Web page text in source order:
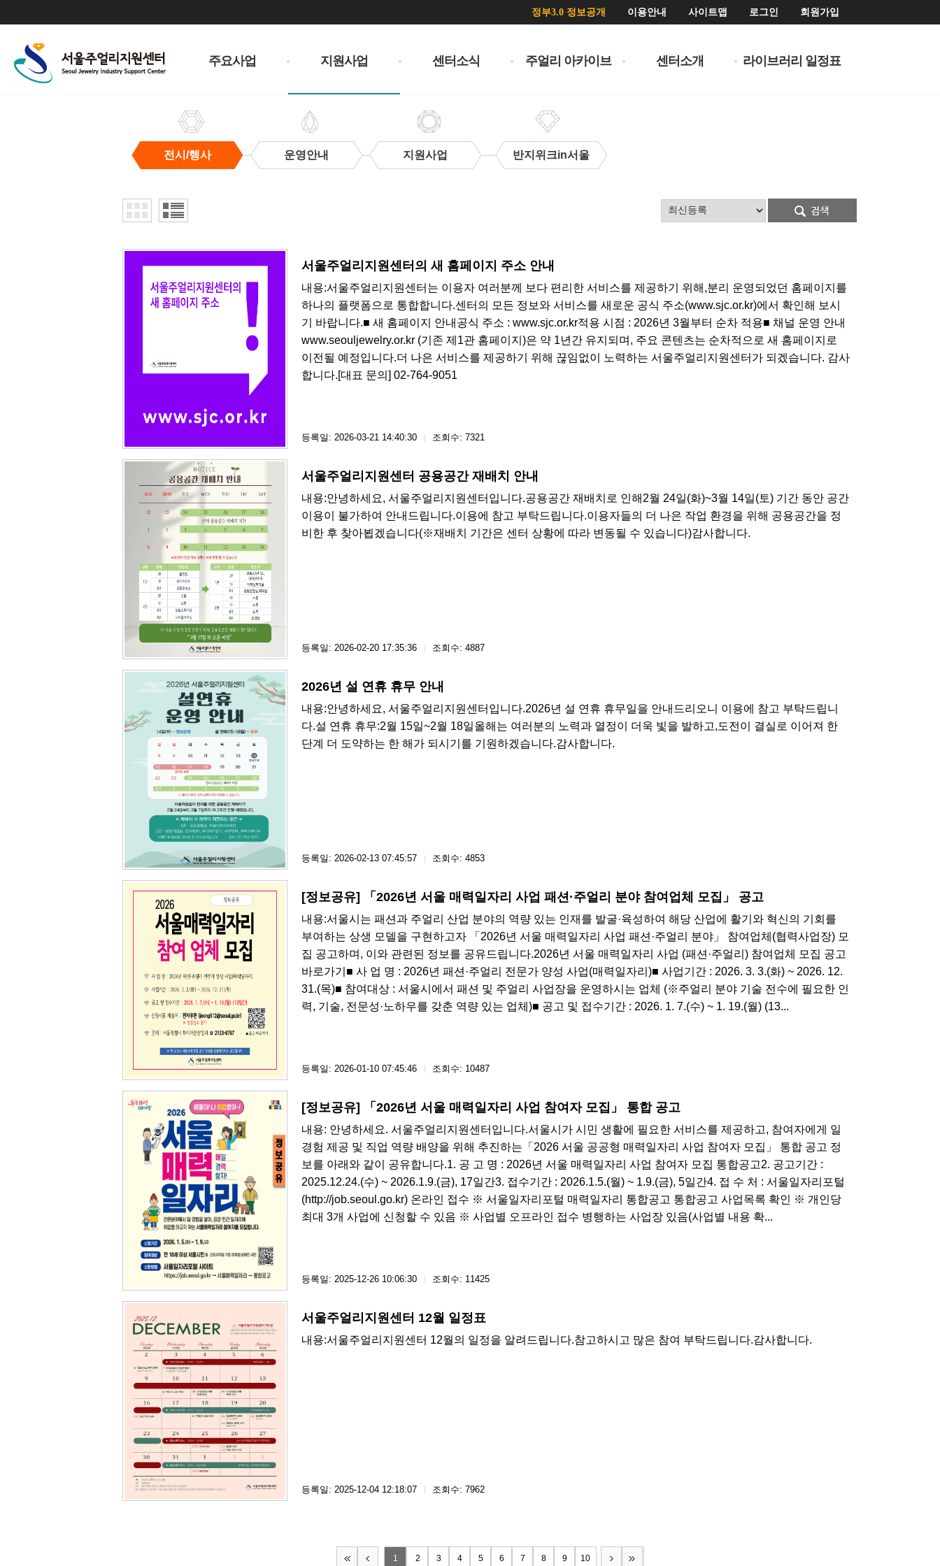
정부3.0 정보공개 이용안내 사이트맵 로그인 회원가입
주요사업 지원사업 센터소식 주얼리 아카이브 센터소개 라이브러리 일정표
전시/행사 운영안내 지원사업 반지위크in서울
행
사
서울주얼리지원센터의 새 홈페이지 주소 안내
내용: ​서울주얼리지원센터는 이용자 여러분께 보다 편리한 서비스를 제공하기 위해,분리 운영되었던 홈페이지를
하나의 플랫폼으로 통합합니다.센터의 모든 정보와 서비스를 새로운 공식 주소(www.sjc.or.kr)에서 확인해 보시
기 바랍니다.■ 새 홈페이지 안내공식 주소 : www.sjc.or.kr적용 시점 : 2026년 3월부터 순차 적용■ 채널 운영 안내
www.seouljewelry.or.kr (기존 제1관 홈페이지)은 약 1년간 유지되며, 주요 콘텐츠는 순차적으로 새 홈페이지로
이전될 예정입니다.더 나은 서비스를 제공하기 위해 끊임없이 노력하는 서울주얼리지원센터가 되겠습니다. 감사
합니다.[대표 문의] 02-764-9051​​​
등록일: 2026-03-21 14:40:30 조회수: 7321
서울주얼리지원센터 공용공간 재배치 안내
내용: ​안녕하세요, 서울주얼리지원센터입니다.공용공간 재배치로 인해2월 24일(화)~3월 14일(토) 기간 동안 공간
이용이 불가하여 안내드립니다.이용에 참고 부탁드립니다.​이용자들의 더 나은 작업 환경을 위해 공용공간을 정
비한 후 찾아뵙겠습니다(※재배치 기간은 센터 상황에 따라 변동될 수 있습니다)감사합니다.​
등록일: 2026-02-20 17:35:36 조회수: 4887
2026년 설 연휴 휴무 안내
내용: ​안녕하세요, 서울주얼리지원센터입니다.2026년 설 연휴 휴무일을 안내드리오니 이용에 참고 부탁드립니
다.설 연휴 휴무:2월 15일~2월 18일올해는 여러분의 노력과 열정이 더욱 빛을 발하고,도전이 결실로 이어져 한
단계 더 도약하는 한 해가 되시기를 기원하겠습니다.감사합니다.
등록일: 2026-02-13 07:45:57 조회수: 4853
[정보공유] 「2026년 서울 매력일자리 사업 패션·주얼리 분야 참여업체 모집」 공고
내용: ​서울시는 패션과 주얼리 산업 분야의 역량 있는 인재를 발굴·육성하여 해당 산업에 활기와 혁신의 기회를
부여하는 상생 모델을 구현하고자 「2026년 서울 매력일자리 사업 패션·주얼리 분야」 참여업체(협력사업장) 모
집 공고하며, 이와 관련된 정보를 공유드립니다.2026년 서울 매력일자리 사업 (패션·주얼리) 참여업체 모집 공고
바로가기■ 사 업 명 : 2026년 패션·주얼리 전문가 양성 사업(매력일자리)■ 사업기간 : 2026. 3. 3.(화) ~ 2026. 12.
31.(목)■​ 참여대상 : 서울시에서 패션 및 주얼리 사업장을 운영하시는 업체 (※주얼리 분야 기술 전수에 필요한 인
력, 기술, 전문성·노하우를 갖춘 역량 있는 업체)■ 공고 및 접수기간 : 2026. 1. 7.(수) ~ 1. 19.(월) (13...
등록일: 2026-01-10 07:45:46 조회수: 10487
[정보공유] 「2026년 서울 매력일자리 사업 참여자 모집」 통합 공고
내용: 안녕하세요. 서울주얼리지원센터입니다.서울시가 시민 생활에 필요한 서비스를 제공하고, 참여자에게 일
경험 제공 및 직업 역량 배양을 위해 추진하는「2026 서울 공공형 매력일자리 사업 참여자 모집」 통합 공고 정
보를 아래와 같이 공유합니다.​1. 공 고 명 : 2026년 서울 매력일자리 사업 참여자 모집 통합공고2. 공고기간 :
2025.12.24.(수) ~ 2026.1.9.(금), 17일간3. 접수기간 : 2026.1.5.(월) ~ 1.9.(금), 5일간4. 접 수 처 : 서울일자리포털
(http://job.seoul.go.kr) 온라인 접수​ ※ 서울일자리포털 매력일자리 통합공고 통합공고 사업목록 확인 ※ 개인당
최대 3개 사업에 신청할 수 있음 ※ 사업별 오프라인 접수 병행하는 사업장 있음(사업별 내용 확...
등록일: 2025-12-26 10:06:30 조회수: 11425
서울주얼리지원센터 12월 일정표
내용: ​서울주얼리지원센터 12월의 일정을 알려드립니다.참고하시고 많은 참여 부탁드립니다.감사합니다.
등록일: 2025-12-04 12:18:07 조회수: 7962
1 2 3 4 5 6 7 8 9 10